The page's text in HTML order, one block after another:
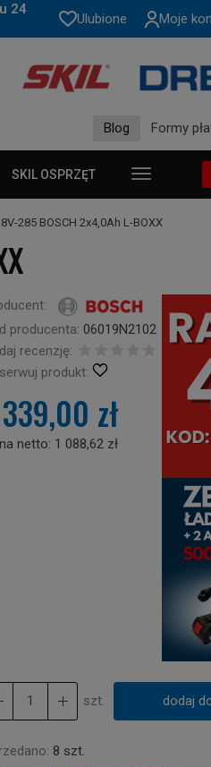
24
Ulubione Moje
Blog Formy
SKIL OSPRZĘT
285 BOSCH 2x4,0Ah L-BOXX
producenta: 06019N2102
recenzję:
produkt:
zł
netto: 1 088,62 zł
szt. dodaj
8 szt.